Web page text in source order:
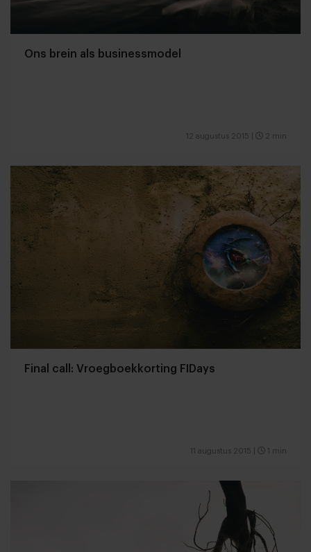
Ons brein als businessmodel
12 augustus 2015 2 min
Final call: Vroegboekkorting FIDays
11 augustus 2015 1 min